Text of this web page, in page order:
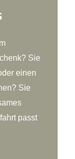
Sie
einen
Sie
passt